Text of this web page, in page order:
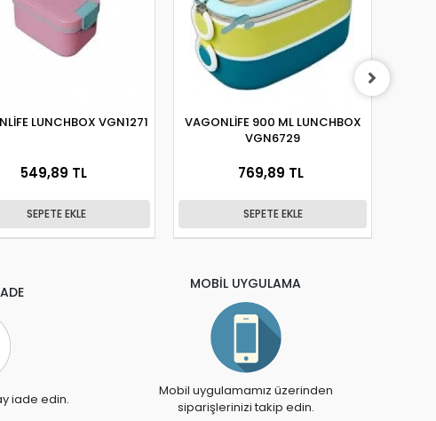
LUNCHBOX VGN1271
549,89 TL
SEPETE EKLE
VAGONLİFE 900 ML LUNCHBOX
VGN6729
769,89 TL
SEPETE EKLE
iade edin.
MOBİL UYGULAMA
Mobil uygulamamız üzerinden
siparişlerinizi takip edin.